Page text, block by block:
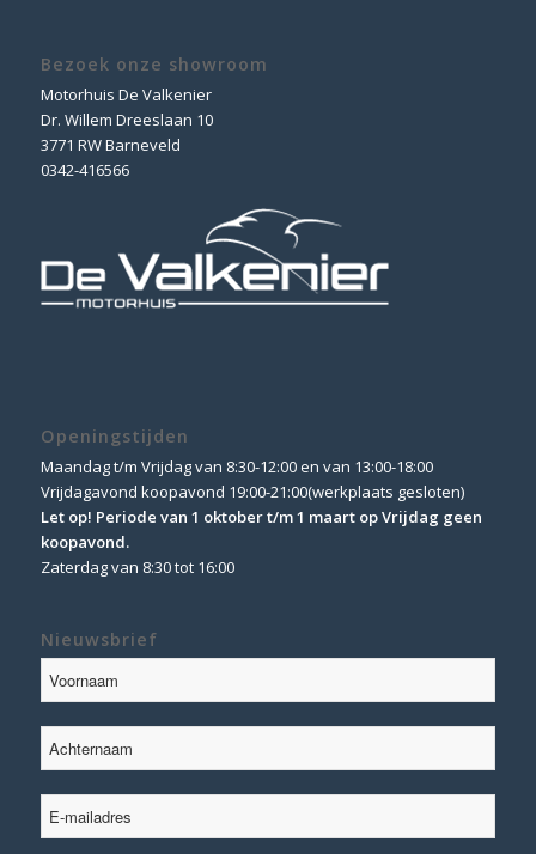
Bezoek onze showroom
Motorhuis De Valkenier
Dr. Willem Dreeslaan 10
3771 RW Barneveld
0342-416566
Openingstijden
Maandag t/m Vrijdag van 8:30-12:00 en van 13:00-18:00
Vrijdagavond koopavond 19:00-21:00(werkplaats gesloten)
Let op! Periode van 1 oktober t/m 1 maart op Vrijdag geen
koopavond.
Zaterdag van 8:30 tot 16:00
Nieuwsbrief